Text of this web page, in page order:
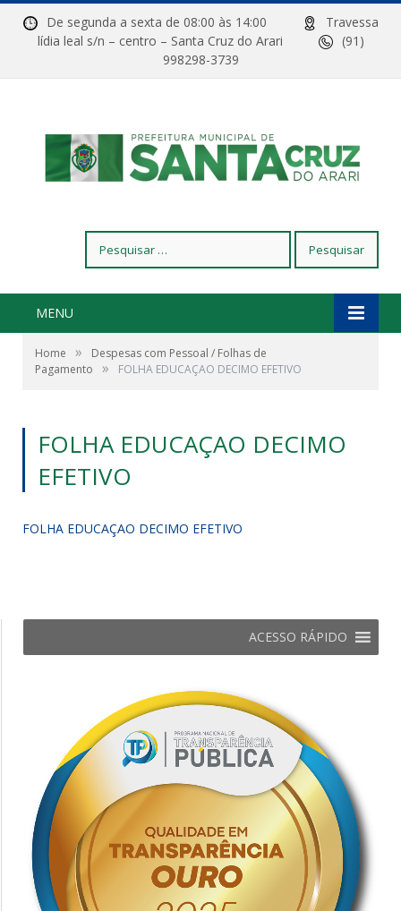
De segunda a sexta de 08:00 às 14:00
Travessa
lídia leal s/n – centro – Santa Cruz do Arari
(91)
998298-3739
por:
MENU
Home »
Despesas com Pessoal / Folhas de
Pagamento
» FOLHA EDUCAÇAO DECIMO EFETIVO
FOLHA EDUCAÇAO DECIMO
EFETIVO
FOLHA EDUCAÇAO DECIMO EFETIVO
ACESSO RÁPIDO